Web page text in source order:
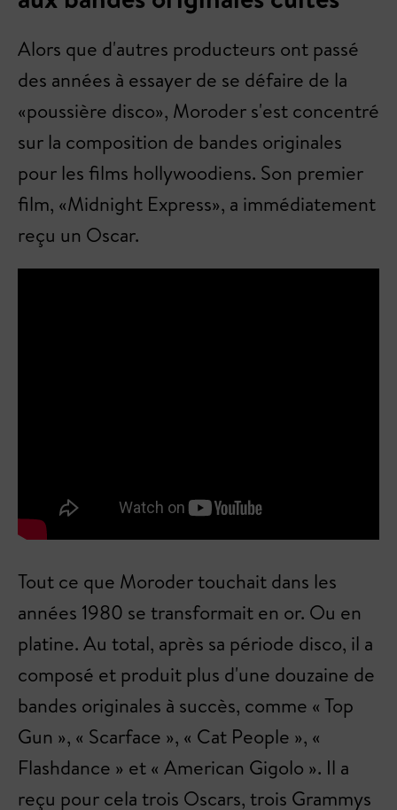
Alors que d'autres producteurs ont passé
des années à essayer de se défaire de la
«poussière disco», Moroder s'est concentré
sur la composition de bandes originales
pour les films hollywoodiens. Son premier
film, «Midnight Express», a immédiatement
reçu un Oscar.
Tout ce que Moroder touchait dans les
années 1980 se transformait en or. Ou en
platine. Au total, après sa période disco, il a
composé et produit plus d'une douzaine de
bandes originales à succès, comme « Top
Gun », « Scarface », « Cat People », «
Flashdance » et « American Gigolo ». Il a
reçu pour cela trois Oscars, trois Grammys